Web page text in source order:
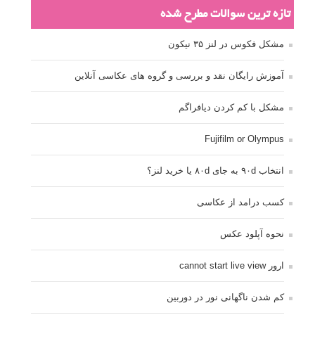
تازه ترین سوالات مطرح شده
مشکل فکوس در لنز ۳۵ نیکون
آموزش رایگان نقد و بررسی و گروه های عکاسی آنلاین
مشکل با کم کردن دیافراگم
Fujifilm or Olympus
انتخاب ۹۰d به جای ۸۰d یا خرید لنز؟
کسب درامد از عکاسی
نحوه آپلود عکس
ارور cannot start live view
کم شدن ناگهانی نور در دوربین